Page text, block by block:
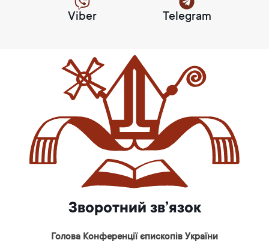
Viber Telegram
Зворотний зв’язок
Голова Конференції єпископів України